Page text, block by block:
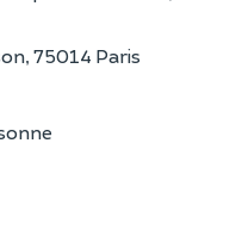
75014 Paris